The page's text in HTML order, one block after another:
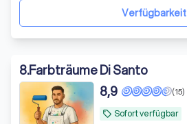
Verfügbarkeit
8.Farbträume Di Santo
local_offer Sofort verfügbar
(15)
8,9